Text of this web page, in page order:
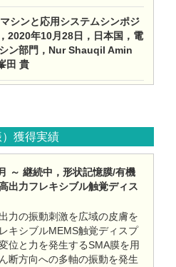
シンと応用システムシンポジ
2020年10月28日，日本国，電
ン部門，Nur Shauqil Amin
⽥ 貴
獲得実績
～ 継続中，形状記憶膜/有機
出力フレキシブル触覚ディス
力の振動刺激を広域の皮膚を
キシブルMEMS触覚ディスプ
位と力を発生するSMA膜を用
断方向への多軸の振動を発生